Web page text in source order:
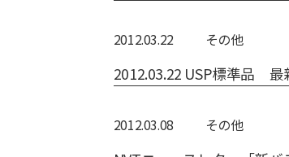
2012.03.22 その他
2012.03.22 USP標準品 最
2012.03.08 その他